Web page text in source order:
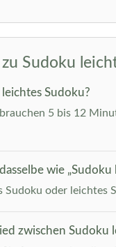
Sudoku
Sudoku?
5 bis 12
wie „Sudoku
Sudoku oder leichtes
zwischen Sudoku